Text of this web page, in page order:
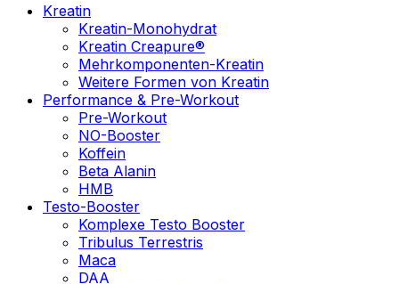
Kreatin
Kreatin-Monohydrat
Kreatin Creapure®
Mehrkomponenten-Kreatin
Weitere Formen von Kreatin
Performance & Pre-Workout
Pre-Workout
NO-Booster
Koffein
Beta Alanin
HMB
Testo-Booster
Komplexe Testo Booster
Tribulus Terrestris
Maca
DAA